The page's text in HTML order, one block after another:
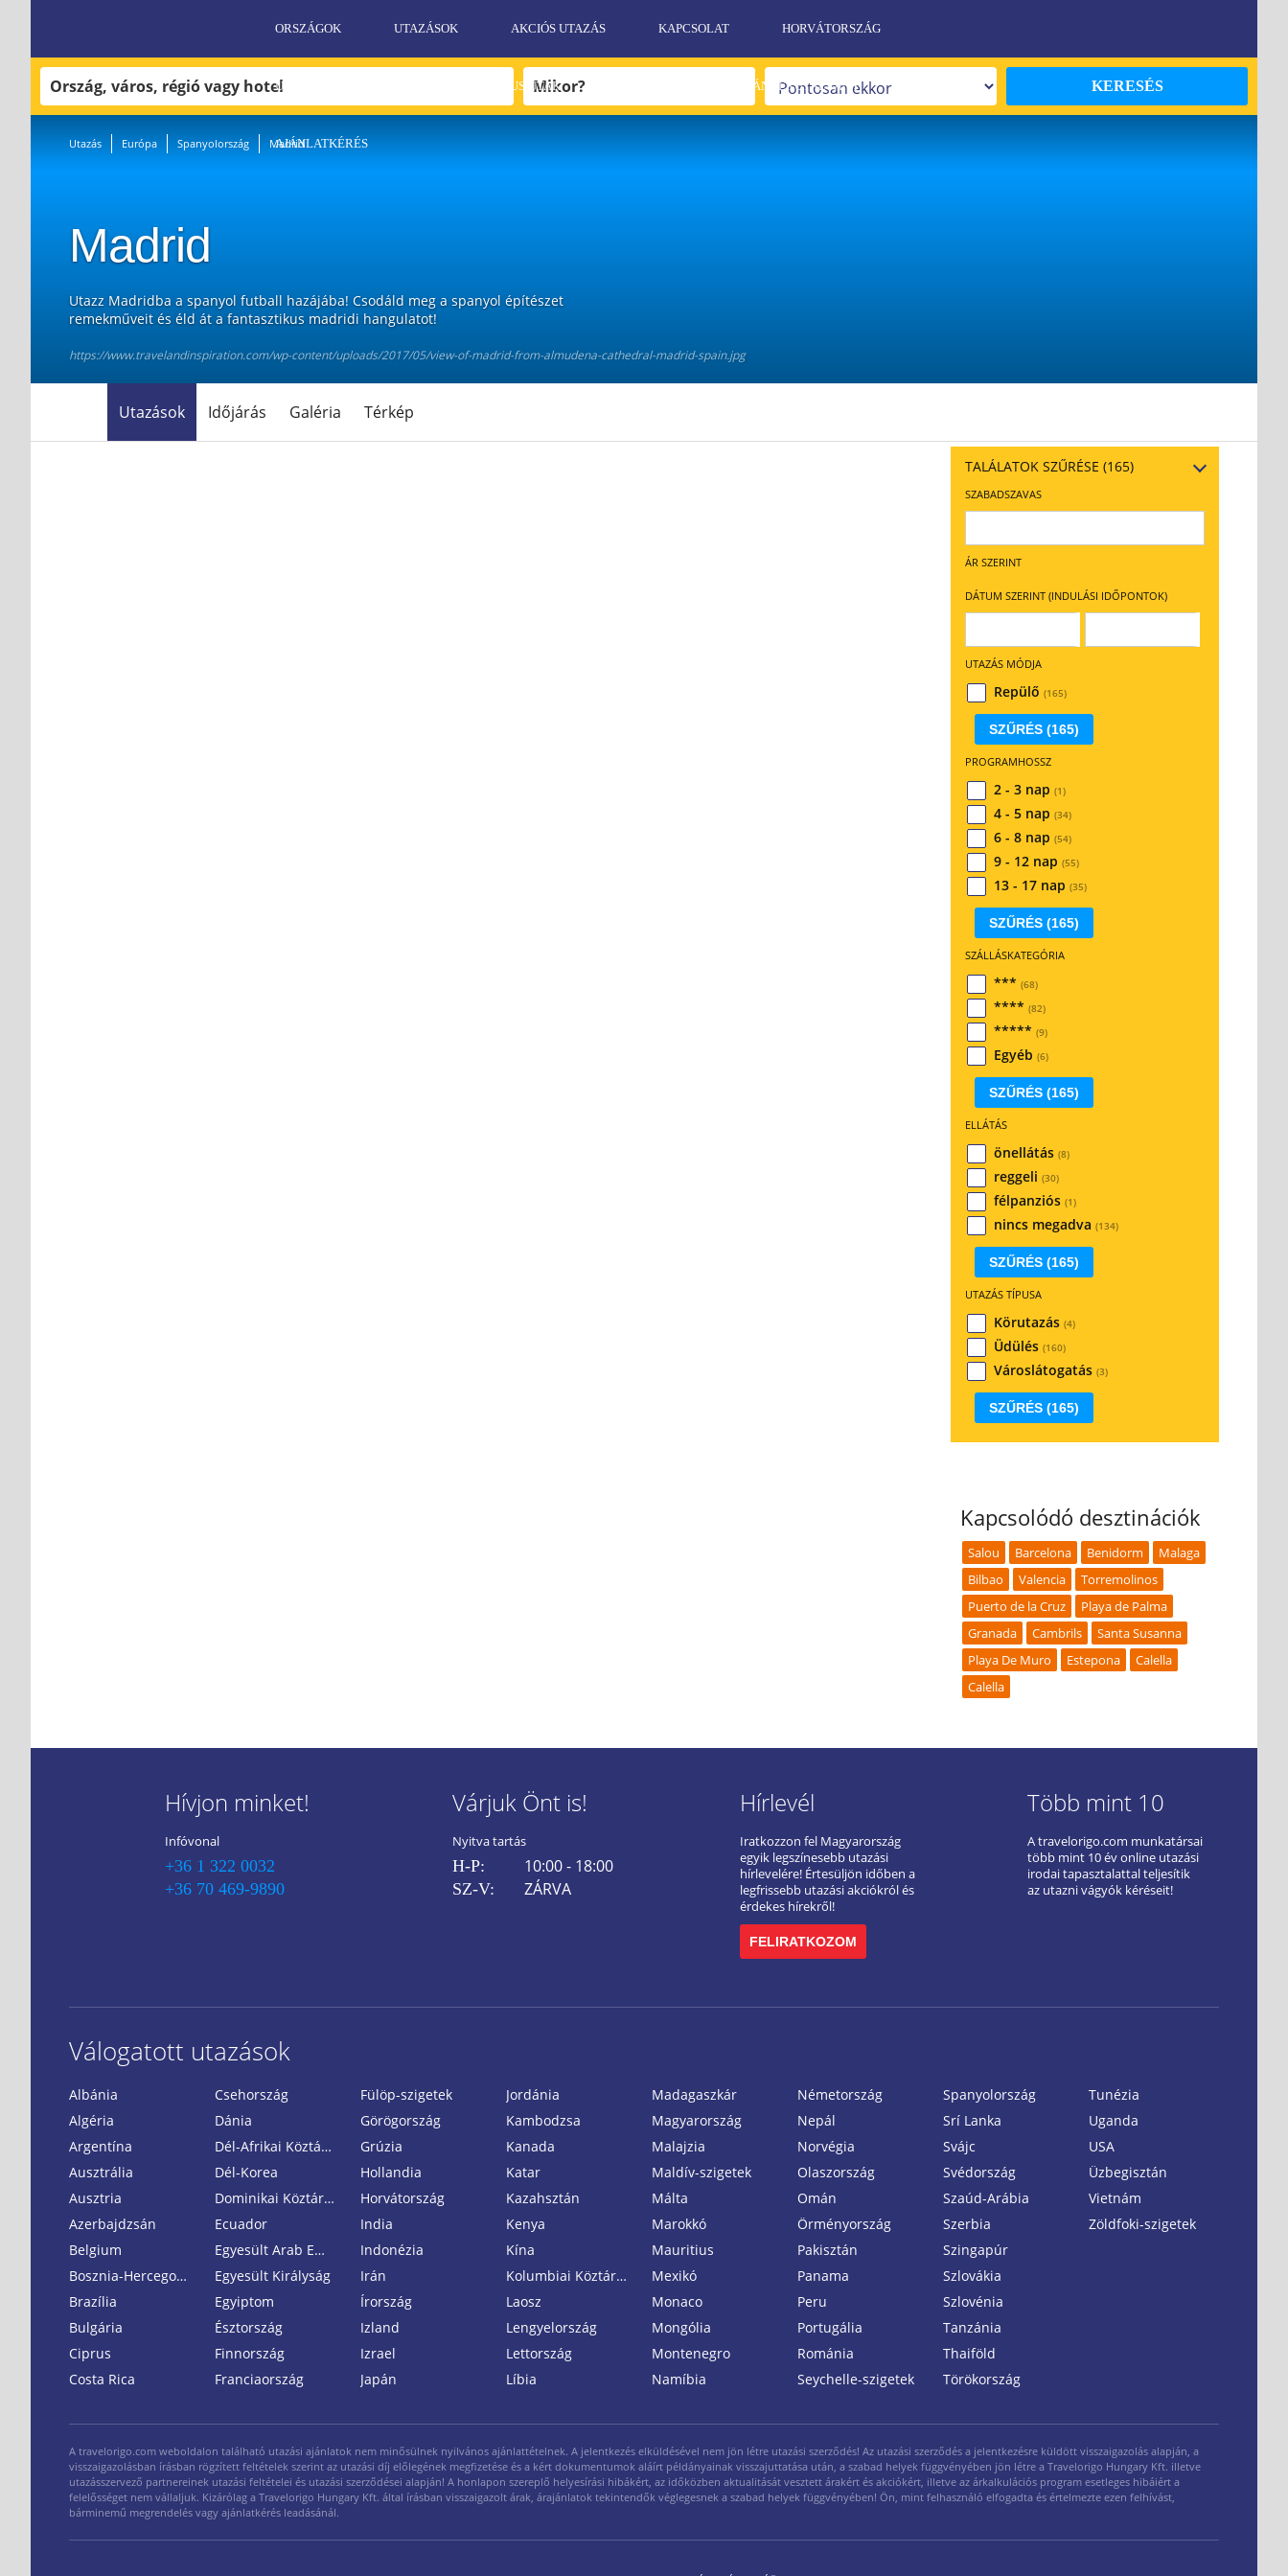
ORSZÁGOK UTAZÁSOK AKCIÓS UTAZÁS KAPCSOLAT HORVÁTORSZÁG
UTAZÁSI FELTÉTELEK EGZOTIKUS UTAK AJÁNDÉKUTALVÁNY
AJÁNLATKÉRÉS
KERESÉS
Utazás Európa Spanyolország Madrid
Madrid
34°C
MADRID
Utazz Madridba a spanyol futball hazájába! Csodáld meg a spanyol építészet
remekműveit és éld át a fantasztikus madridi hangulatot!
https://www.travelandinspiration.com/wp-content/uploads/2017/05/view-of-madrid-from-almudena-cathedral-madrid-spain.jpg
Utazások Időjárás Galéria Térkép
TALÁLATOK SZŰRÉSE (165)
SZABADSZAVAS
ÁR SZERINT
DÁTUM SZERINT (INDULÁSI IDŐPONTOK)
UTAZÁS MÓDJA
Repülő (165)
SZŰRÉS (165)
PROGRAMHOSSZ
2 - 3 nap (1)
4 - 5 nap (34)
6 - 8 nap (54)
9 - 12 nap (55)
13 - 17 nap (35)
SZŰRÉS (165)
SZÁLLÁSKATEGÓRIA
*** (68)
**** (82)
***** (9)
Egyéb (6)
SZŰRÉS (165)
ELLÁTÁS
önellátás (8)
reggeli (30)
félpanziós (1)
nincs megadva (134)
SZŰRÉS (165)
UTAZÁS TÍPUSA
Körutazás (4)
Üdülés (160)
Városlátogatás (3)
SZŰRÉS (165)
Kapcsolódó desztinációk
Salou Barcelona Benidorm
Malaga
Bilbao
Valencia
Torremolinos
Puerto de la Cruz
Playa de Palma
Granada
Cambrils
Santa Susanna
Playa De Muro
Estepona
Calella
Calella
Hívjon minket!
Infóvonal
+36 1 322 0032
+36 70 469-9890
Várjuk Önt is!
Nyitva tartás
H-P: 10:00 - 18:00
SZ-V: ZÁRVA
Hírlevél
Iratkozzon fel Magyarország
egyik legszínesebb utazási
hírlevelére! Értesüljön időben a
legfrissebb utazási akciókról és
érdekes hírekről!
FELIRATKOZOM
Több mint 10
A travelorigo.com munkatársai
több mint 10 év online utazási
irodai tapasztalattal teljesítik
az utazni vágyók kéréseit!
Válogatott utazások
Albánia
Algéria
Argentína
Ausztrália
Ausztria
Azerbajdzsán
Belgium
Bosznia-Hercegovina
Brazília
Bulgária
Ciprus
Costa Rica
Csehország
Dánia
Dél-Afrikai Köztársaság
Dél-Korea
Dominikai Köztársaság
Ecuador
Egyesült Arab Emirátusok
Egyesült Királyság
Egyiptom
Észtország
Finnország
Franciaország
Fülöp-szigetek
Görögország
Grúzia
Hollandia
Horvátország
India
Indonézia
Irán
Írország
Izland
Izrael
Japán
Jordánia
Kambodzsa
Kanada
Katar
Kazahsztán
Kenya
Kína
Kolumbiai Köztársaság
Laosz
Lengyelország
Lettország
Líbia
Madagaszkár
Magyarország
Malajzia
Maldív-szigetek
Málta
Marokkó
Mauritius
Mexikó
Monaco
Mongólia
Montenegro
Namíbia
Németország
Nepál
Norvégia
Olaszország
Omán
Örményország
Pakisztán
Panama
Peru
Portugália
Románia
Seychelle-szigetek
Spanyolország
Srí Lanka
Svájc
Svédország
Szaúd-Arábia
Szerbia
Szingapúr
Szlovákia
Szlovénia
Tanzánia
Thaiföld
Törökország
Tunézia
Uganda
USA
Üzbegisztán
Vietnám
Zöldfoki-szigetek
A travelorigo.com weboldalon található utazási ajánlatok nem minősülnek nyilvános ajánlattételnek. A jelentkezés elküldésével nem jön létre utazási szerződés! Az utazási szerződés a jelentkezésre küldött visszaigazolás alapján, a
visszaigazolásban írásban rögzített feltételek szerint az utazási díj előlegének megfizetése és a kért dokumentumok aláírt példányainak visszajuttatása után, a szabad helyek függvényében jön létre a Travelorigo Hungary Kft. illetve
utazásszervező partnereinek utazási feltételei és utazási szerződései alapján! A honlapon szereplő helyesírási hibákért, az időközben aktualitását vesztett árakért és akciókért, illetve az árkalkulációs program esetleges hibáiért a
felelősséget nem vállaljuk. Kizárólag a Travelorigo Hungary Kft. által írásban visszaigazolt árak, árajánlatok tekintendők véglegesnek a szabad helyek függvényében! Ön, mint felhasználó elfogadta és értelmezte ezen felhívást,
bárminemű megrendelés vagy ajánlatkérés leadásánál.